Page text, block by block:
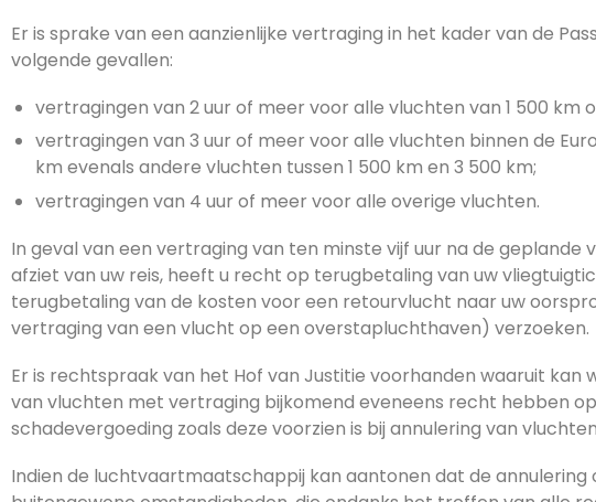
Er is sprake van een aanzienlijke vertraging in het kader van de
volgende gevallen:
vertragingen van 2 uur of meer voor alle vluchten van 1 500 km
vertragingen van 3 uur of meer voor alle vluchten binnen de
km evenals andere vluchten tussen 1 500 km en 3 500 km;
vertragingen van 4 uur of meer voor alle overige vluchten.
In geval van een vertraging van ten minste vijf uur na de geplande
afziet van uw reis, heeft u recht op terugbetaling van uw
terugbetaling van de kosten voor een retourvlucht naar uw
vertraging van een vlucht op een overstapluchthaven) verzoeken.
Er is rechtspraak van het Hof van Justitie voorhanden waaruit kan
van vluchten met vertraging bijkomend eveneens recht hebben
schadevergoeding zoals deze voorzien is bij annulering van
Indien de luchtvaartmaatschappij kan aantonen dat de annulering